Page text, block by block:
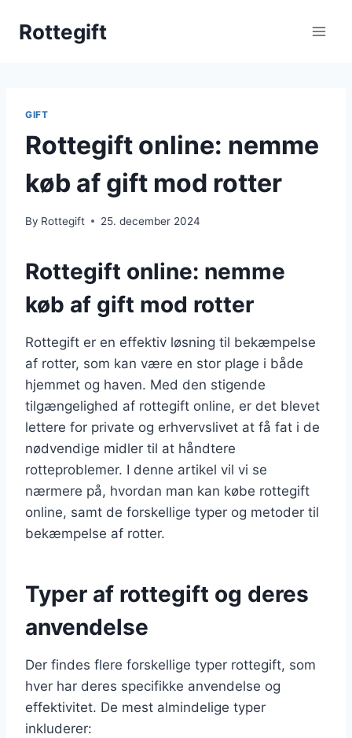
Rottegift
GIFT
Rottegift online: nemme
køb af gift mod rotter
By Rottegift 25. december 2024
Rottegift online: nemme
køb af gift mod rotter
Rottegift er en effektiv løsning til bekæmpelse
af rotter, som kan være en stor plage i både
hjemmet og haven. Med den stigende
tilgængelighed af rottegift online, er det blevet
lettere for private og erhvervslivet at få fat i de
nødvendige midler til at håndtere
rotteproblemer. I denne artikel vil vi se
nærmere på, hvordan man kan købe rottegift
online, samt de forskellige typer og metoder til
bekæmpelse af rotter.
Typer af rottegift og deres
anvendelse
Der findes flere forskellige typer rottegift, som
hver har deres specifikke anvendelse og
effektivitet. De mest almindelige typer
inkluderer: